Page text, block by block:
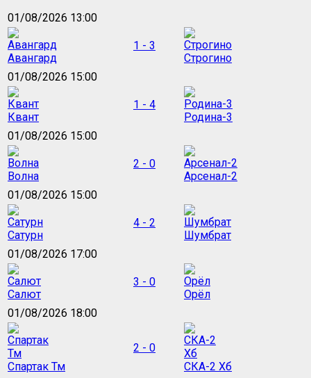
01/08/2026 13:00
Авангард
1 - 3
Строгино
01/08/2026 15:00
Квант
1 - 4
Родина-3
01/08/2026 15:00
Волна
2 - 0
Арсенал-2
01/08/2026 15:00
Сатурн
4 - 2
Шумбрат
01/08/2026 17:00
Салют
3 - 0
Орёл
01/08/2026 18:00
Спартак Тм
2 - 0
СКА-2 Хб